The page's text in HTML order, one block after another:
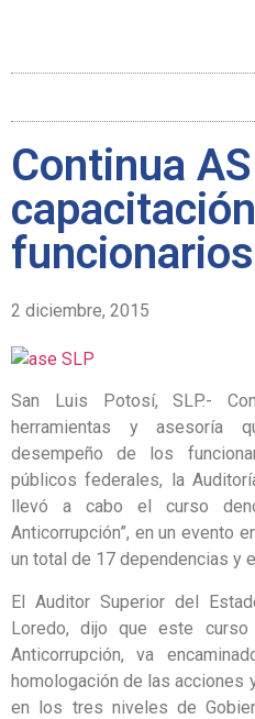
Continua
funcionarios
2 diciembre, 2015
San Luis Potosí, SLP.-
herramientas y asesoría
desempeño de los
públicos federales, la
llevó a cabo el curso
Anticorrupción”, en un evento
un total de 17 dependencias y
El Auditor Superior del
Loredo, dijo que este
Anticorrupción, va
homologación de las acciones
en los tres niveles de